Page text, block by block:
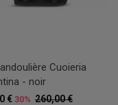
Cuoieria
- noir
260,00 €
€ 30%